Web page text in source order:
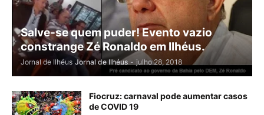
Salve-se quem puder! Evento vazio
constrange Zé Ronaldo em Ilhéus.
Jornal de Ilhéus Jornal de Ilhéus - julho 28, 2018
Fiocruz: carnaval pode aumentar casos
de COVID 19